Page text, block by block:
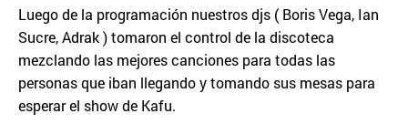
Luego de la programación nuestros djs ( Boris Vega, Ian
Sucre, Adrak ) tomaron el control de la discoteca
mezclando las mejores canciones para todas las
personas que iban llegando y tomando sus mesas para
esperar el show de Kafu.